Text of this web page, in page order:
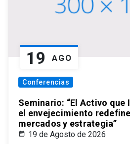
19 AGO
Conferencias
Seminario: “El Activo que
el envejecimiento
mercados y estrategia”
19 de Agosto de 2026